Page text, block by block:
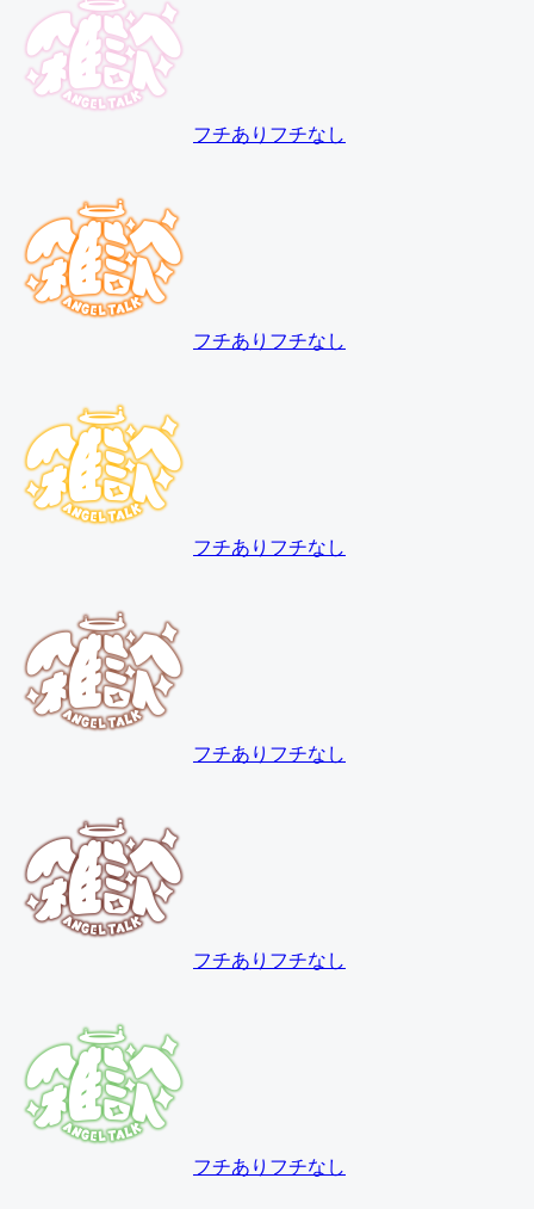
フチあり フチなし
フチあり フチなし
フチあり フチなし
フチあり フチなし
フチあり フチなし
フチあり フチなし